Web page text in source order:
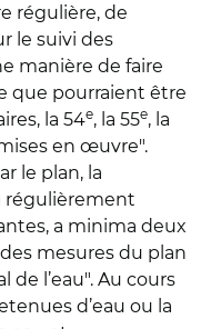
régulière, de
le suivi des
manière de faire
que pourraient être
la 54e, la 55e, la
en œuvre".
le plan, la
régulièrement
a minima deux
mesures du plan
l’eau". Au cours
d’eau ou la